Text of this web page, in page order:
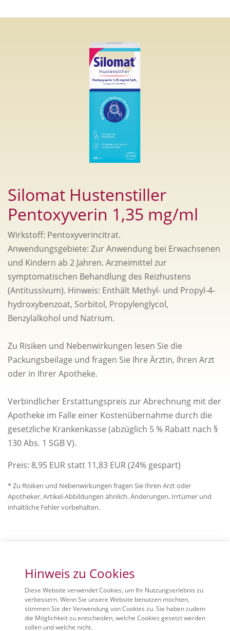
Silomat Hustenstiller
Pentoxyverin 1,35 mg/ml
Wirkstoff: Pentoxyverincitrat.
Anwendungsgebiete: Zur Anwendung bei Erwachsenen
und Kindern ab 2 Jahren. Arzneimittel zur
symptomatischen Behandlung des Reizhustens
(Antitussivum). Hinweis: Enthält Methyl- und Propyl-4-
hydroxybenzoat, Sorbitol, Propylenglycol,
Benzylalkohol und Natrium.
Zu Risiken und Nebenwirkungen lesen Sie die
Packungsbeilage und fragen Sie Ihre Ärztin, Ihren Arzt
oder in Ihrer Apotheke.
Verbindlicher Erstattungspreis zur Abrechnung mit der
Apotheke im Falle einer Kostenübernahme durch die
gesetzliche Krankenkasse (abzüglich 5 % Rabatt nach §
130 Abs. 1 SGB V).
Preis: 8,95 EUR statt 11,83 EUR (24% gespart)
* Zu Risiken und Nebenwirkungen fragen Sie Ihren Arzt oder
Apotheker. Artikel-Abbildungen ähnlich. Änderungen, Irrtümer und
inhaltliche Fehler vorbehalten.
© 2026St. Walterich Apotheke
Hinweis zu Cookies
Diese Website verwendet Cookies, um Ihr Nutzungserlebnis zu
verbessern. Wenn Sie unsere Website benutzen möchten,
stimmen Sie der Verwendung von Cookies zu. Sie haben zudem
die Möglichkeit zu entscheiden, welche Cookies gesetzt werden
sollen und welche nicht.